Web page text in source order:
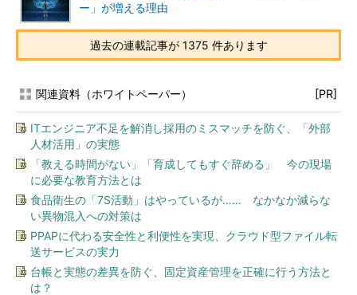
ー」が増える理由
過去の連載記事が 1375 件あります
関連資料（ホワイトペーパー） [PR]
ITエンジニア不足を解消し採用のミスマッチを防ぐ、「外部
人材活用」の実態
「教える時間がない」「育成してもすぐ辞める」 今の現場
に必要な教育方法とは
食品衛生の「7S活動」はやっているが…… なかなか減らな
い異物混入への対策は
PPAPに代わる安全性と利便性を実現、クラウド型ファイル転
送サービスの実力
台帳と実態の差異を防ぐ、固定資産管理を正確に行う方法と
は？